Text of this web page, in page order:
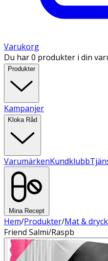
Varukorg
Du har 0 produkter i din
Produkter
Kampanjer
Kloka Råd
VarumärkenKundklubb
Mina Recept
Hem/Produkter/Mat & dryck
Friend Salmi/Raspb